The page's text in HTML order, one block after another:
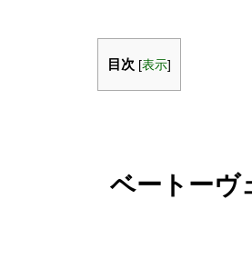
目次 [表示]
ベートーヴ